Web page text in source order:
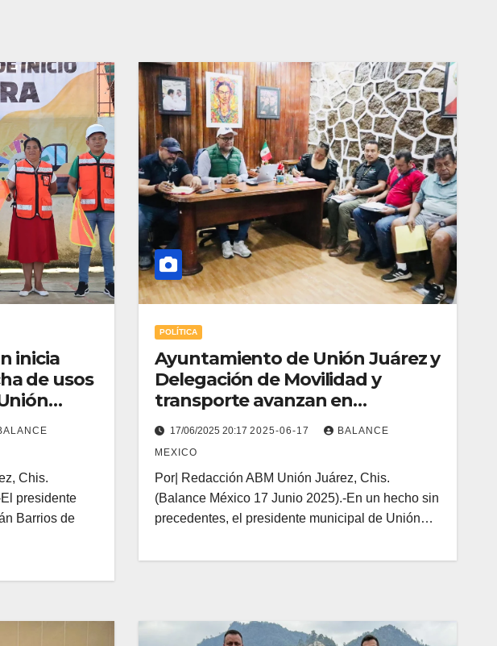
inicia
de usos
Chis.
presidente
Barrios de
POLÍTICA
Ayuntamiento de Unión Juárez y
Delegación de Movilidad y
transporte avanzan en
ordenamiento de mototaxis.
17/06/2025 20:172025-06-17
BALANCE
MEXICO
Por| Redacción ABM Unión Juárez, Chis.
(Balance México 17 Junio 2025).-En un hecho sin
precedentes, el presidente municipal de Unión…